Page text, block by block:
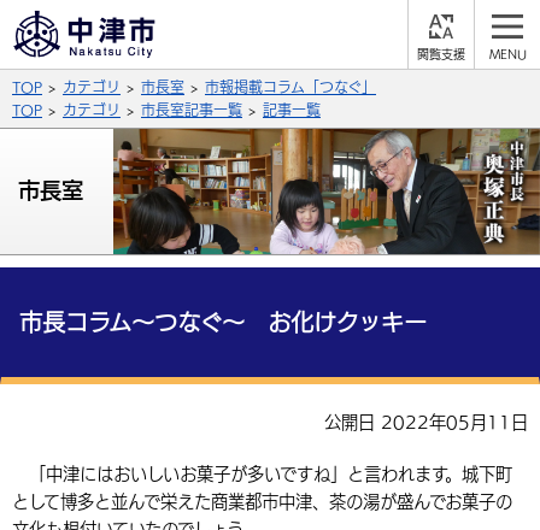
背景色
青 白
文字の大きさ
拡大 標準 縮小
言語を選択
公式SNS
X (Twitter) YouTube
サイト内検索
総合メニュー
保険・年金
福祉・介護 健康・予防
住宅・インフラ
入札・契約 産業・雇用
農林水産業
子育て・教育
施設情報
観光・移住
TOP カテゴリ 市長室
市報掲載コラム「つなぐ」
TOP
カテゴリ 市長室記事一覧 記事一覧
市長室
市長コラム～つなぐ～ お化けクッキー
公開日 2022年05月11日
「中津にはおいしいお菓子が多いですね」と言われます。城下町
として博多と並んで栄えた商業都市中津、茶の湯が盛んでお菓子の